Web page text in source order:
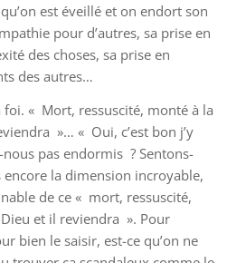
est éveillé et on endort son
pour d’autres, sa prise en
des choses, sa prise en
des autres…
foi. « Mort, ressuscité, monté à la
»… « Oui, c’est bon j’y
pas endormis ? Sentons-
la dimension incroyable,
de ce « mort, ressuscité,
et il reviendra ». Pour
bien le saisir, est-ce qu’on ne